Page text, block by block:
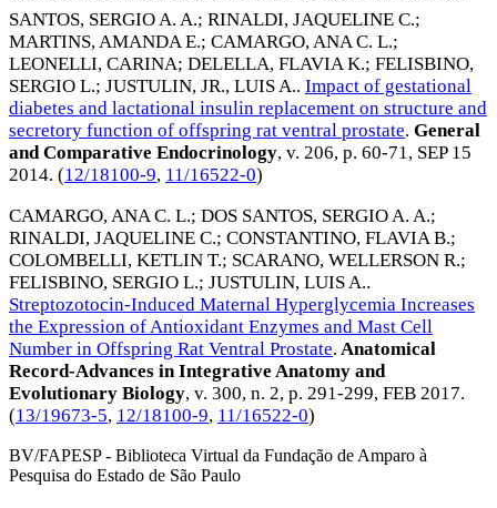
SANTOS, SERGIO A. A.; RINALDI, JAQUELINE C.;
MARTINS, AMANDA E.; CAMARGO, ANA C. L.;
LEONELLI, CARINA; DELELLA, FLAVIA K.; FELISBINO,
SERGIO L.; JUSTULIN, JR., LUIS A.. Impact of gestational
diabetes and lactational insulin replacement on structure and
secretory function of offspring rat ventral prostate. General
and Comparative Endocrinology, v. 206, p. 60-71, SEP 15
2014. (12/18100-9, 11/16522-0)
CAMARGO, ANA C. L.; DOS SANTOS, SERGIO A. A.;
RINALDI, JAQUELINE C.; CONSTANTINO, FLAVIA B.;
COLOMBELLI, KETLIN T.; SCARANO, WELLERSON R.;
FELISBINO, SERGIO L.; JUSTULIN, LUIS A..
Streptozotocin-Induced Maternal Hyperglycemia Increases
the Expression of Antioxidant Enzymes and Mast Cell
Number in Offspring Rat Ventral Prostate. Anatomical
Record-Advances in Integrative Anatomy and
Evolutionary Biology, v. 300, n. 2, p. 291-299, FEB 2017.
(13/19673-5, 12/18100-9, 11/16522-0)
BV/FAPESP - Biblioteca Virtual da Fundação de Amparo à
Pesquisa do Estado de São Paulo